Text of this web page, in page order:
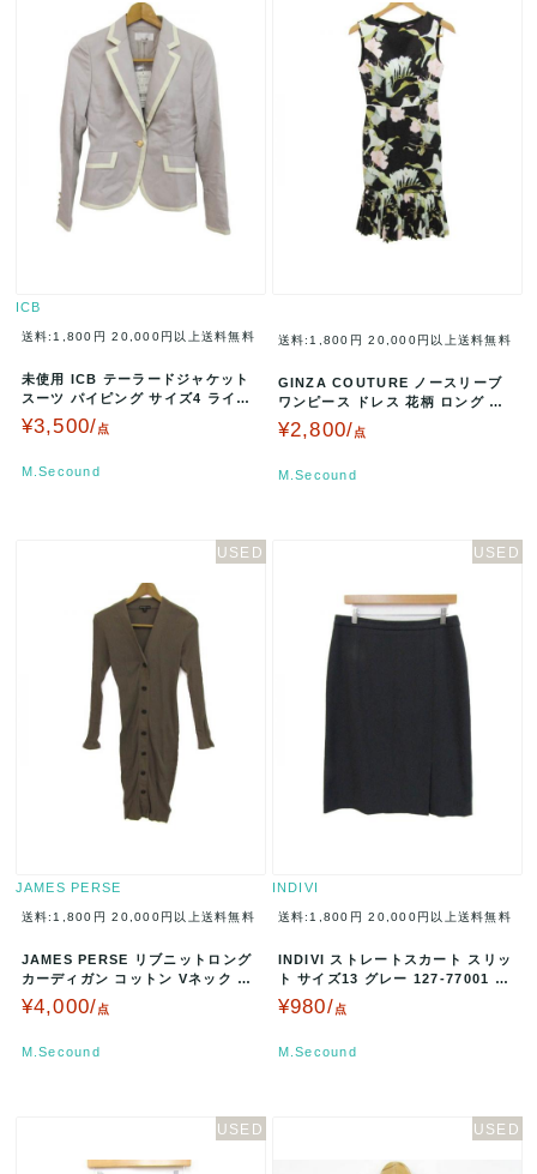
ICB
送料:1,800円 20,000円以上送料無料
未使用 ICB テーラードジャケット
スーツ パイピング サイズ4 ライト
グレー LS0811 A0…
¥3,500/点
M.Secound
送料:1,800円 20,000円以上送料無料
GINZA COUTURE ノースリーブ
ワンピース ドレス 花柄 ロング サ
イズ0 ブラック A00…
¥2,800/点
M.Secound
JAMES PERSE
送料:1,800円 20,000円以上送料無料
JAMES PERSE リブニットロング
カーディガン コットン Vネック サ
イズ0 ブラウン 16-…
¥4,000/点
M.Secound
INDIVI
送料:1,800円 20,000円以上送料無料
INDIVI ストレートスカート スリッ
ト サイズ13 グレー 127-77001 A0
0287
¥980/点
M.Secound